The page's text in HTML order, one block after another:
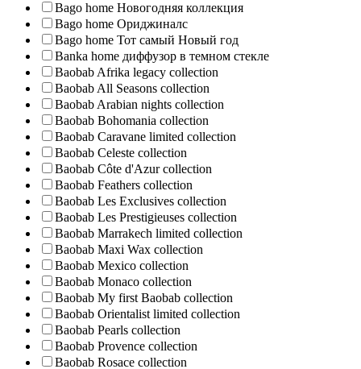
Bago home Новогодняя коллекция
Bago home Ориджиналс
Bago home Тот самый Новый год
Banka home диффузор в темном стекле
Baobab Afrika legacy collection
Baobab All Seasons collection
Baobab Arabian nights collection
Baobab Bohomania collection
Baobab Caravane limited collection
Baobab Celeste collection
Baobab Côte d'Azur collection
Baobab Feathers collection
Baobab Les Exclusives collection
Baobab Les Prestigieuses collection
Baobab Marrakech limited collection
Baobab Maxi Wax collection
Baobab Mexico collection
Baobab Monaco collection
Baobab My first Baobab collection
Baobab Orientalist limited collection
Baobab Pearls collection
Baobab Provence collection
Baobab Rosace collection